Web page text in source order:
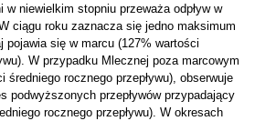
niewielkim stopniu przeważa odpływ w
ciągu roku zaznacza się jedno maksimum
pojawia się w marcu (127% wartości
W przypadku Mlecznej poza marcowym
średniego rocznego przepływu), obserwuje
podwyższonych przepływów przypadający
rocznego przepływu). W okresach